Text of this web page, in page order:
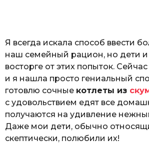
Я всегда искала способ ввести
наш семейный рацион, но дети
восторге от этих попыток.
и я нашла просто гениальный
готовлю сочные котлеты из
с удовольствием едят все
получаются на удивление
Даже мои дети, обычно
скептически, полюбили их!